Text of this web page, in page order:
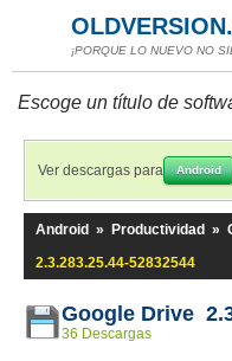
¡PORQUE LO NUEVO NO
Escoge un título de
Ver descargas para Android
Android » Productividad »
2.3.283.25.44-52832544
Google Drive
36 Descargas